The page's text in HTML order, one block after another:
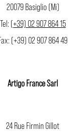
20079 Basiglio (Mi)
Tel: (+39) 02 907 864 15
(+39) 02 907 864 49
Artigo France Sarl
24 Rue Firmin Gillot